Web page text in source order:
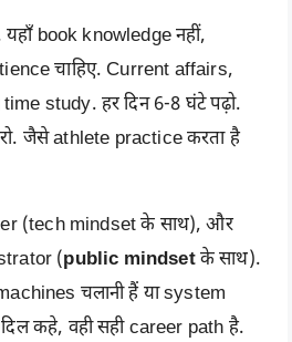
book knowledge नहीं,
चाहिए. Current affairs,
study. हर दिन 6-8 घंटे पढ़ो.
जैसे athlete practice करता है
(tech mindset के साथ), और
(public mindsetके साथ).
चलानी हैं या system
कहे, वही सही career path है.